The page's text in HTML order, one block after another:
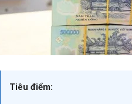
Tiêu điểm: